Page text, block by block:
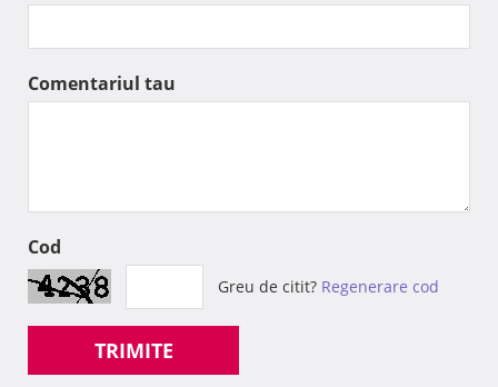
Comentariul tau
Cod
Greu de citit? Regenerare cod
TRIMITE